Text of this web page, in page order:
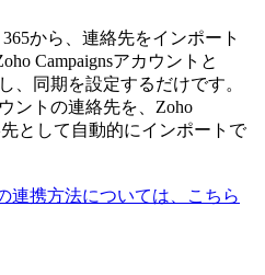
365から、連絡先をインポート
Campaignsアカウントと
、同期を設定するだけです。
ントの連絡先を、Zoho
として自動的にインポートで
連携方法については、こちら